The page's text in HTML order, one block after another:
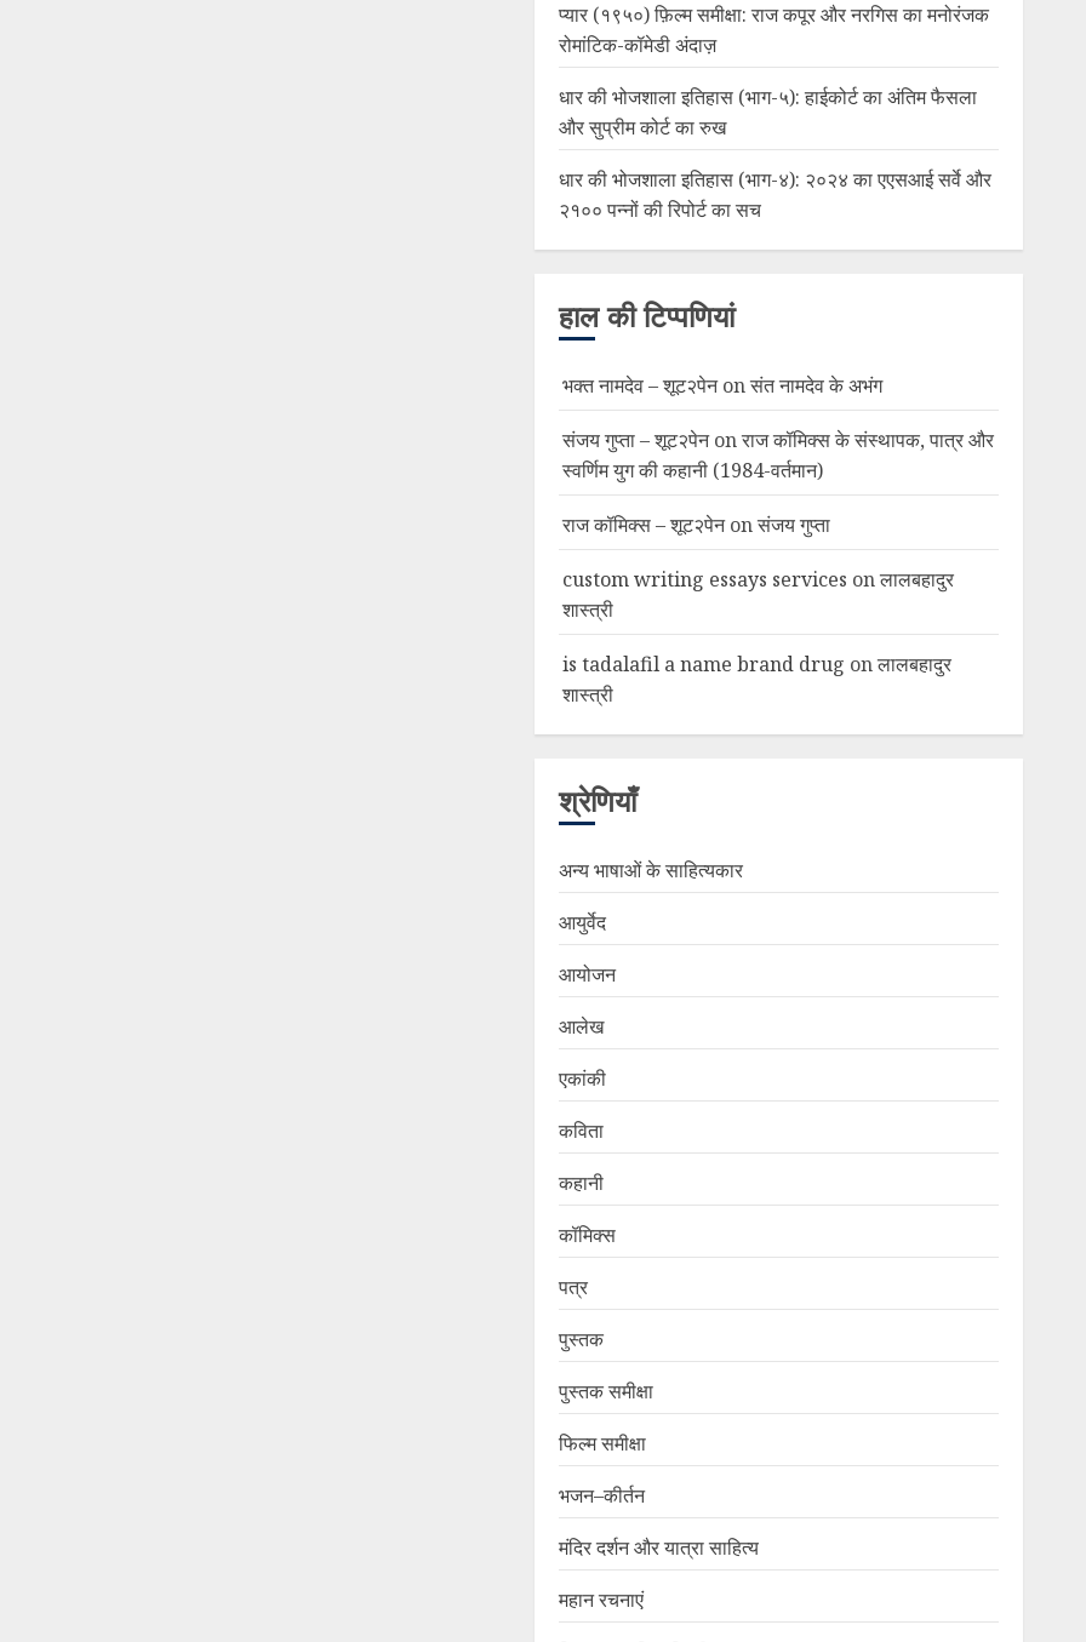
प्यार (१९५०) फ़िल्म समीक्षा: राज कपूर और नरगिस का मनोरंजक
रोमांटिक-कॉमेडी अंदाज़
धार की भोजशाला इतिहास (भाग-५): हाईकोर्ट का अंतिम फैसला
और सुप्रीम कोर्ट का रुख
धार की भोजशाला इतिहास (भाग-४): २०२४ का एएसआई सर्वे और
२१०० पन्नों की रिपोर्ट का सच
हाल की टिप्पणियां
भक्त नामदेव – शूट२पेनonसंत नामदेव के अभंग
संजय गुप्ता – शूट२पेनonराज कॉमिक्स के संस्थापक, पात्र और
स्वर्णिम युग की कहानी (1984-वर्तमान)
राज कॉमिक्स – शूट२पेनonसंजय गुप्ता
custom writing essays services onलालबहादुर
शास्त्री
is tadalafil a name brand drug onलालबहादुर
शास्त्री
श्रेणियाँ
अन्य भाषाओं के साहित्यकार
आयुर्वेद
आयोजन
आलेख
एकांकी
कविता
कहानी
कॉमिक्स
पत्र
पुस्तक
पुस्तक समीक्षा
फिल्म समीक्षा
भजन–कीर्तन
मंदिर दर्शन और यात्रा साहित्य
महान रचनाएं